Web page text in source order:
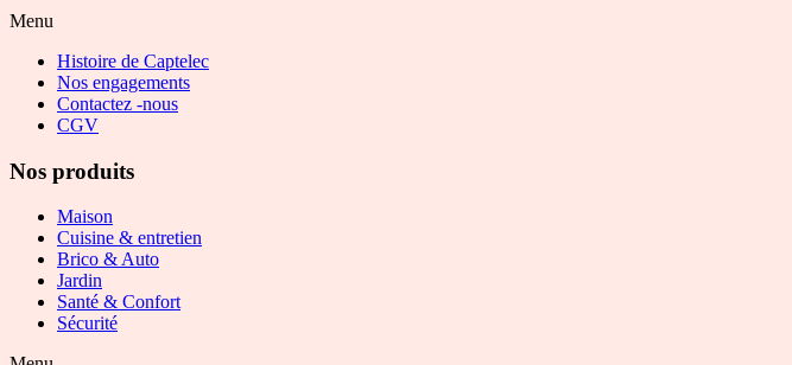
Menu
Histoire de Captelec
Nos engagements
Contactez -nous
CGV
Nos produits
Maison
Cuisine & entretien
Brico & Auto
Jardin
Santé & Confort
Sécurité